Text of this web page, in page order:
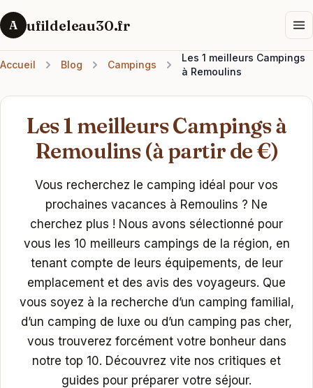
A ufildeleau30.fr
Accueil Blog Campings
Les 1 meilleurs Campings
à Remoulins
Les 1 meilleurs Campings à
Remoulins (à partir de €)
Vous recherchez le camping idéal pour vos
prochaines vacances à Remoulins ? Ne
cherchez plus ! Nous avons sélectionné pour
vous les 10 meilleurs campings de la région, en
tenant compte de leurs équipements, de leur
emplacement et des avis des voyageurs. Que
vous soyez à la recherche d’un camping familial,
d’un camping de luxe ou d’un camping pas cher,
vous trouverez forcément votre bonheur dans
notre top 10. Découvrez vite nos critiques et
guides pour préparer votre séjour.